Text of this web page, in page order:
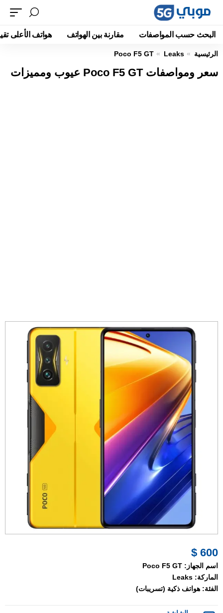
البحث حسب المواصفات مقارنة بين الهواتف هواتف الأعلى
الرئيسية Leaks
Poco F5 GT
سعر ومواصفات Poco F5 GT عيوب ومميزات
600 $
اسم الجهاز: Poco F5 GT
الماركة: Leaks
الفئة: هواتف ذكية (تسريبات)